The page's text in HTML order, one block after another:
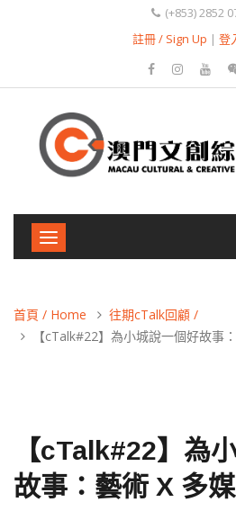
(+853) 2852
註冊 / Sign Up | 登
Toggle
navigation
首頁 / Home
往期cTalk回顧 /
【cTalk#22】為小城說一個好故事
【cTalk#22】為
故事：藝術 X 多